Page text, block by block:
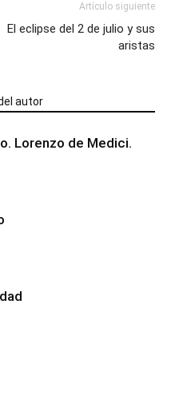
Artículo siguiente
El eclipse del 2 de julio y sus
aristas
autor
Lorenzo de Medici.